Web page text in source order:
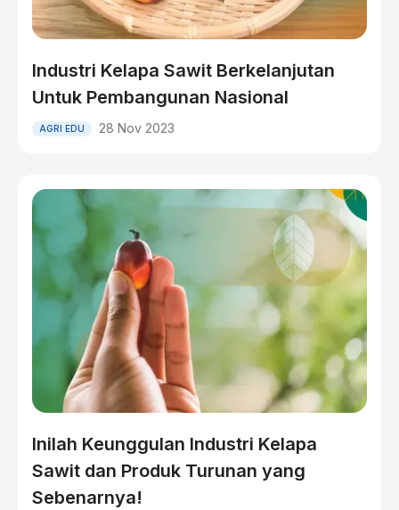
Industri Kelapa Sawit Berkelanjutan
Untuk Pembangunan Nasional
AGRI EDU 28 Nov 2023
Inilah Keunggulan Industri Kelapa
Sawit dan Produk Turunan yang
Sebenarnya!